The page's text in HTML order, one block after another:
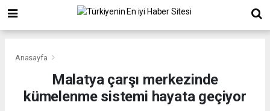
Anasayfa
Malatya çarşı merkezinde
kümelenme sistemi hayata geçiyor